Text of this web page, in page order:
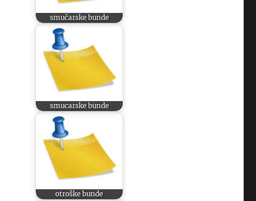
smučarske bunde
smucarske bunde
otroške bunde